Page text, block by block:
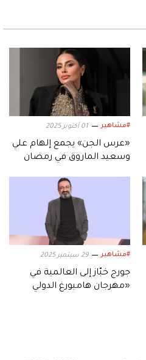
#مشاهير 01 أكتوبر 2025
«عرس الجن» يجمع إلهام علي
وسعيد الماروق في رمضان
#مشاهير 29 سبتمبر 2025
جورج خبّاز إلى العالمية في
«مهرجان هامبورغ الدولي